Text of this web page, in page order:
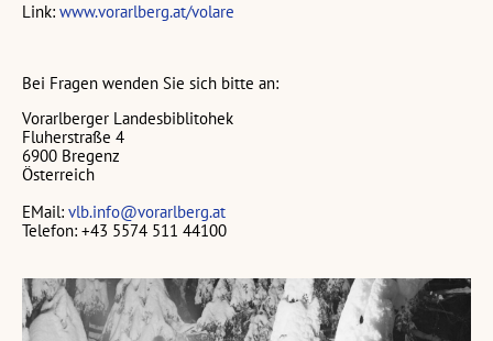
Link: www.vorarlberg.at/volare
Bei Fragen wenden Sie sich bitte an:
Vorarlberger Landesbiblitohek
Fluherstraße 4
6900 Bregenz
Österreich
EMail: vlb.info@vorarlberg.at
Telefon: +43 5574 511 44100